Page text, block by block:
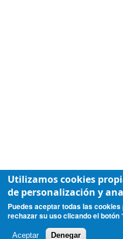
Utilizamos cookies
de personalización y
Puedes aceptar todas las
rechazar su uso clicando el botón
Aceptar Denegar